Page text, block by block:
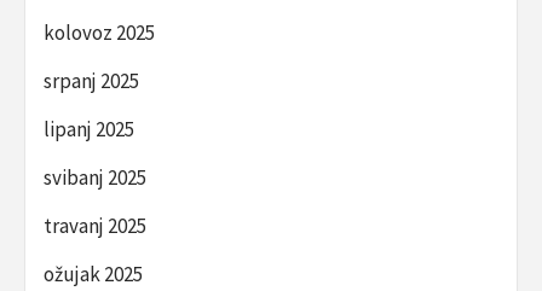
kolovoz 2025
srpanj 2025
lipanj 2025
svibanj 2025
travanj 2025
ožujak 2025